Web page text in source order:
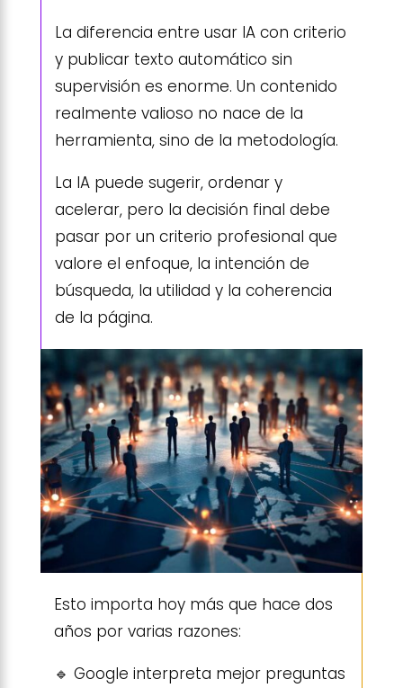
La diferencia entre usar IA con criterio
y publicar texto automático sin
supervisión es enorme. Un contenido
realmente valioso no nace de la
herramienta, sino de la metodología.
La IA puede sugerir, ordenar y
acelerar, pero la decisión final debe
pasar por un criterio profesional que
valore el enfoque, la intención de
búsqueda, la utilidad y la coherencia
de la página.
Esto importa hoy más que hace dos
años por varias razones:
🔹 Google interpreta mejor preguntas